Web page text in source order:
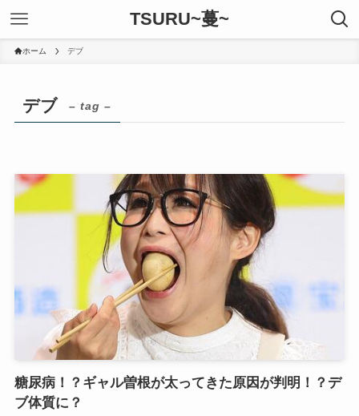
TSURU~蔓~
ホーム デブ
デブ – tag –
糖尿病！？ギャル曽根が太ってきた原因が判明！？デ
ブ体質に？